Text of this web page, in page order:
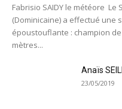
Fabrisio SAIDY le météore Le
(Dominicaine) a effectué une
époustouflante : champion
mètres...
Anaïs
23/05/2019